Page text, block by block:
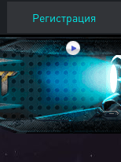
Регистрация